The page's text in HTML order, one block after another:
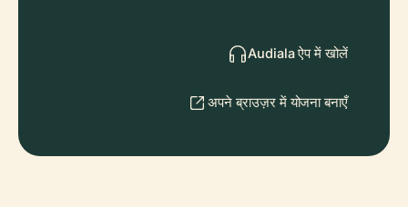
Audiala ऐप में खोलें
अपने ब्राउज़र में योजना बनाएँ